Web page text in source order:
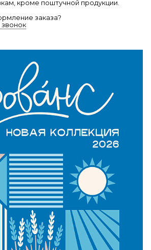
кроме поштучной продукции.
заказа?